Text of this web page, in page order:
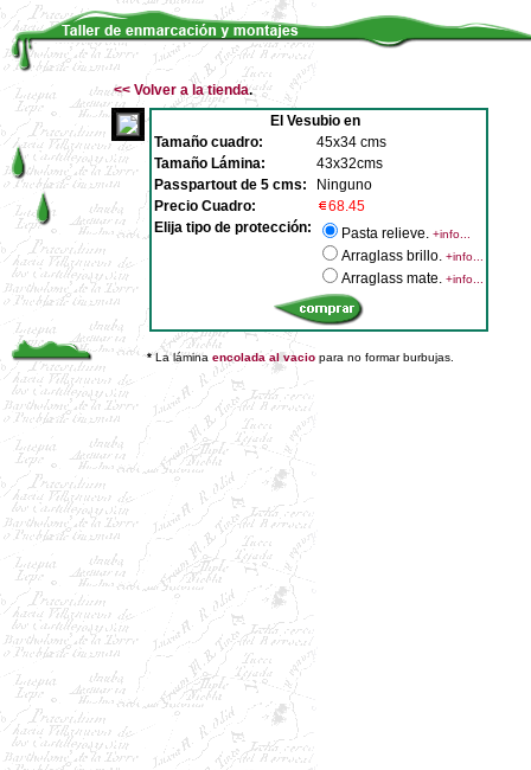
<< Volver a la tienda.
El Vesubio en
Tamaño cuadro:
45x34 cms
Tamaño Lámina:
43x32cms
Passpartout de 5 cms:
Ninguno
Precio Cuadro:
68.45
Elija tipo de protección:
Pasta relieve. +info...
Arraglass brillo. +info...
Arraglass mate. +info...
*La lámina encolada al vaciopara no formar burbujas.